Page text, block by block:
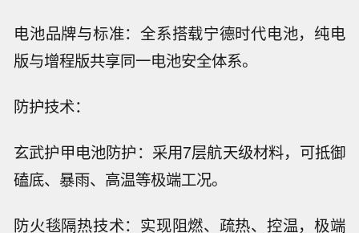
电池品牌与标准：全系搭载宁德时代电池，纯电
版与增程版共享同一电池安全体系。
防护技术：
玄武护甲电池防护：采用7层航天级材料，可抵御
磕底、暴雨、高温等极端工况。
防火毯隔热技术：实现阻燃、疏热、控温，极端